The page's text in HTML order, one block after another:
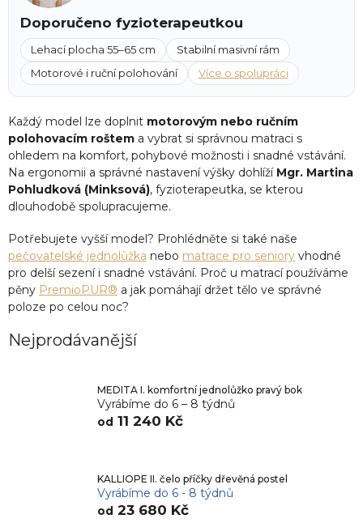
Doporučeno fyzioterapeutkou
Lehací plocha 55–65 cm
Stabilní masivní rám
Motorové i ruční polohování
Více o spolupráci
Každý model lze doplnit motorovým nebo ručním
polohovacím roštem a vybrat si správnou matraci s
ohledem na komfort, pohybové možnosti i snadné vstávání.
Na ergonomii a správné nastavení výšky dohlíží Mgr. Martina
Pohludková (Minksová), fyzioterapeutka, se kterou
dlouhodobě spolupracujeme.
Potřebujete vyšší model? Prohlédněte si také naše
pečovatelské jednolůžka nebo matrace pro seniory vhodné
pro delší sezení i snadné vstávání. Proč u matrací používáme
pěny PremioPUR® a jak pomáhají držet tělo ve správné
poloze po celou noc?
Nejprodávanější
MEDITA I. komfortní jednolůžko pravý bok
Vyrábíme do 6 – 8 týdnů
od 11 240 Kč
KALLIOPE II. čelo příčky dřevěná postel
Vyrábíme do 6 - 8 týdnů
od 23 680 Kč